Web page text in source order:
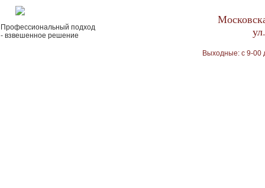
Профессиональный подход
- взвешенное решение
Выходные: с 9-00